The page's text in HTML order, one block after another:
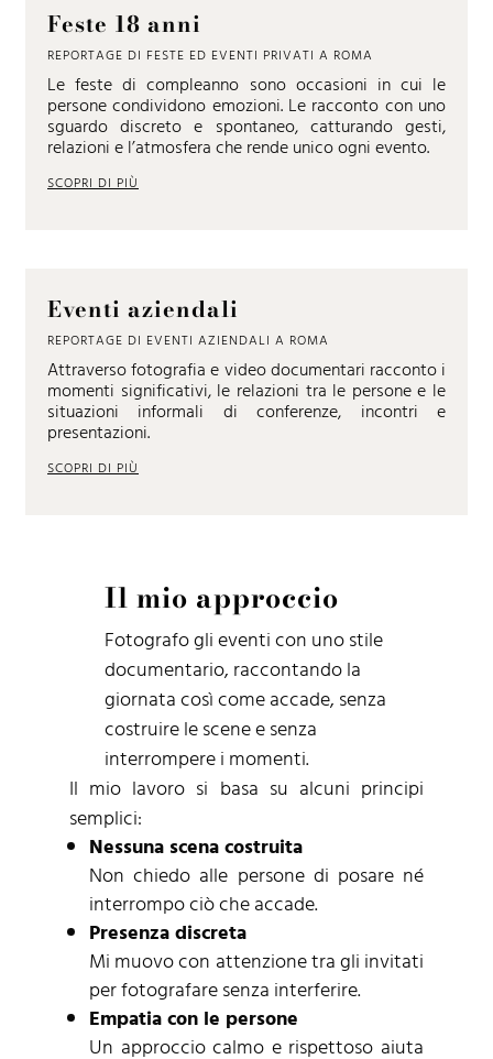
Feste 18 anni
REPORTAGE DI FESTE ED EVENTI PRIVATI A ROMA
Le feste di compleanno sono occasioni in cui le
persone condividono emozioni. Le racconto con uno
sguardo discreto e spontaneo, catturando gesti,
relazioni e l’atmosfera che rende unico ogni evento.
SCOPRI DI PIÙ
Eventi aziendali
REPORTAGE DI EVENTI AZIENDALI A ROMA
Attraverso fotografia e video documentari racconto i
momenti significativi, le relazioni tra le persone e le
situazioni informali di conferenze, incontri e
presentazioni.
SCOPRI DI PIÙ
Il mio approccio
Fotografo gli eventi con uno stile
documentario, raccontando la
giornata così come accade, senza
costruire le scene e senza
interrompere i momenti.
Il mio lavoro si basa su alcuni principi
semplici:
Nessuna scena costruita
Non chiedo alle persone di posare né
interrompo ciò che accade.
Presenza discreta
Mi muovo con attenzione tra gli invitati
per fotografare senza interferire.
Empatia con le persone
Un approccio calmo e rispettoso aiuta